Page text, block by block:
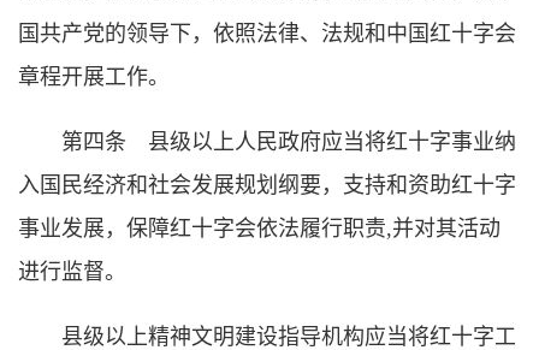
国共产党的领导下，依照法律、法规和中国红十字会
章程开展工作。
第四条 县级以上人民政府应当将红十字事业纳
入国民经济和社会发展规划纲要，支持和资助红十字
事业发展，保障红十字会依法履行职责,并对其活动
进行监督。
县级以上精神文明建设指导机构应当将红十字工